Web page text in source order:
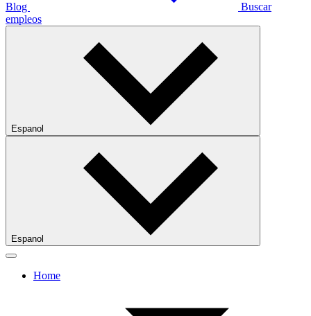
Blog
Buscar
empleos
Espanol
Espanol
Home